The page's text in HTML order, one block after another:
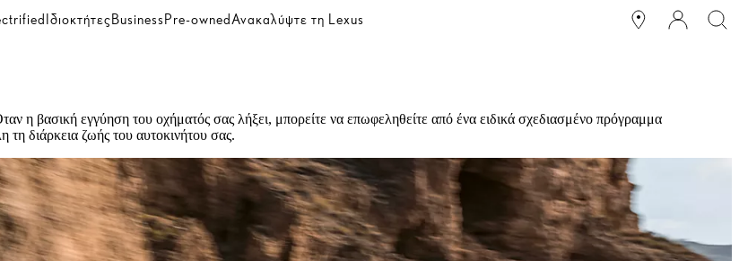
ΙδιοκτήτεςBusinessPre-ownedΑνακαλύψτε τη Lexus
η βασική εγγύηση του οχήματός σας λήξει, μπορείτε να επωφεληθείτε από ένα ειδικά σχεδιασμένο πρόγραμμα
τη διάρκεια ζωής του αυτοκινήτου σας.